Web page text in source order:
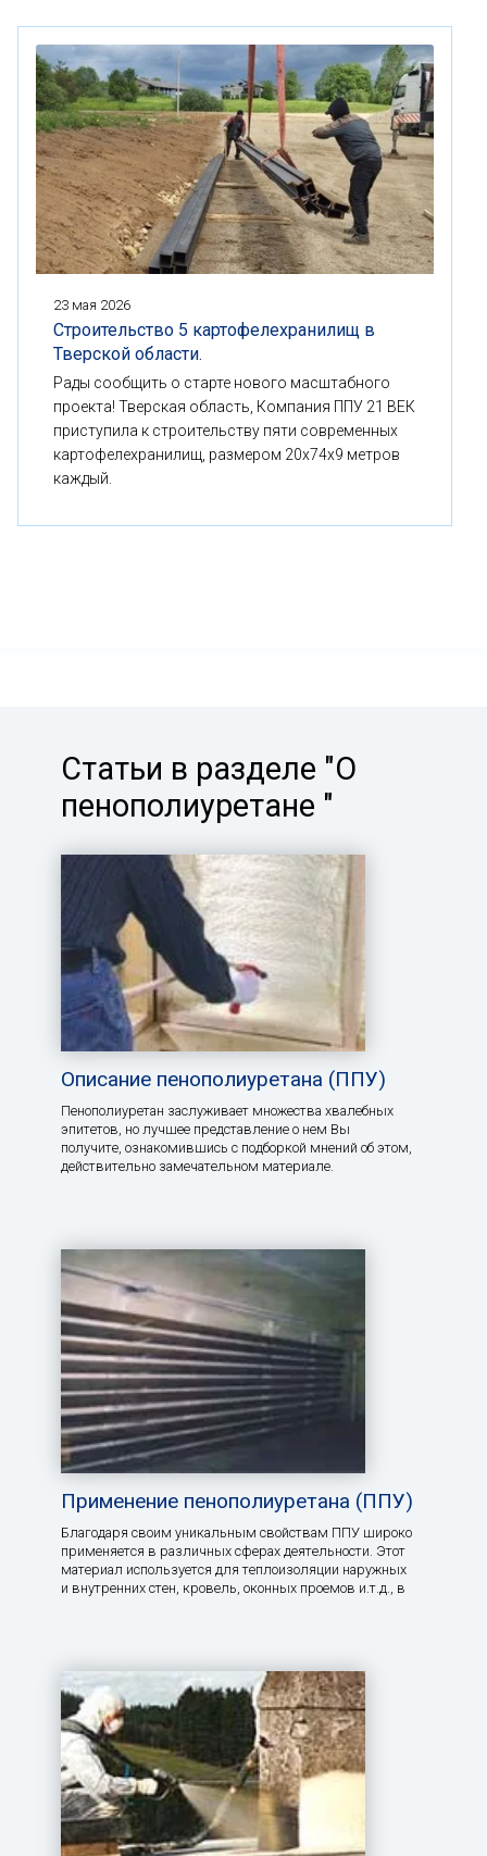
23 мая 2026
Строительство 5 картофелехранилищ в
Тверской области.
Рады сообщить о старте нового масштабного
проекта! Тверская область, Компания ППУ 21 ВЕК
приступила к строительству пяти современных
картофелехранилищ, размером 20x74x9 метров
каждый.
Статьи в разделе "О
пенополиуретане "
Описание пенополиуретана (ППУ)
Пенополиуретан заслуживает множества хвалебных
эпитетов, но лучшее представление о нем Вы
получите, ознакомившись с подборкой мнений об этом,
действительно замечательном материале.
Применение пенополиуретана (ППУ)
Благодаря своим уникальным свойствам ППУ широко
применяется в различных сферах деятельности. Этот
материал используется для теплоизоляции наружных
и внутренних стен, кровель, оконных проемов и.т.д., в